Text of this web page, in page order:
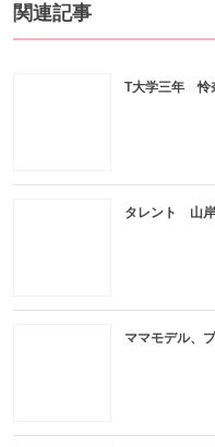
関連記事
T大学三年 怜
タレント 山
ママモデル、